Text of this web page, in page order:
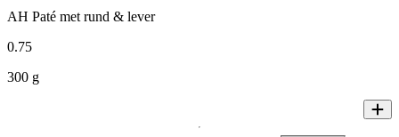
AH Paté met rund & lever
0.75
300 g